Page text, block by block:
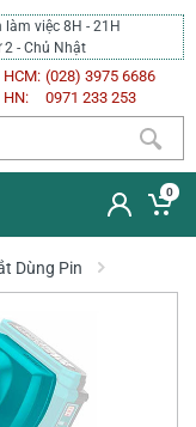
làm việc 8H - 21H
2 - Chủ Nhật
HCM: (028) 3975 6686
HN:
0971 233 253
0
Dùng Pin